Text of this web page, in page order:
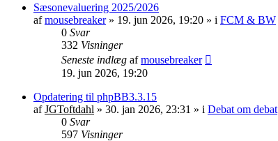
Sæsonevaluering 2025/2026
afmousebreaker» 19. jun 2026, 19:20 » i FCM & BW
0 Svar
332 Visninger
Seneste indlæg afmousebreaker
19. jun 2026, 19:20
Opdatering til phpBB3.3.15
afJGToftdahl » 30. jan 2026, 23:31 » i Debat om debat
0 Svar
597 Visninger